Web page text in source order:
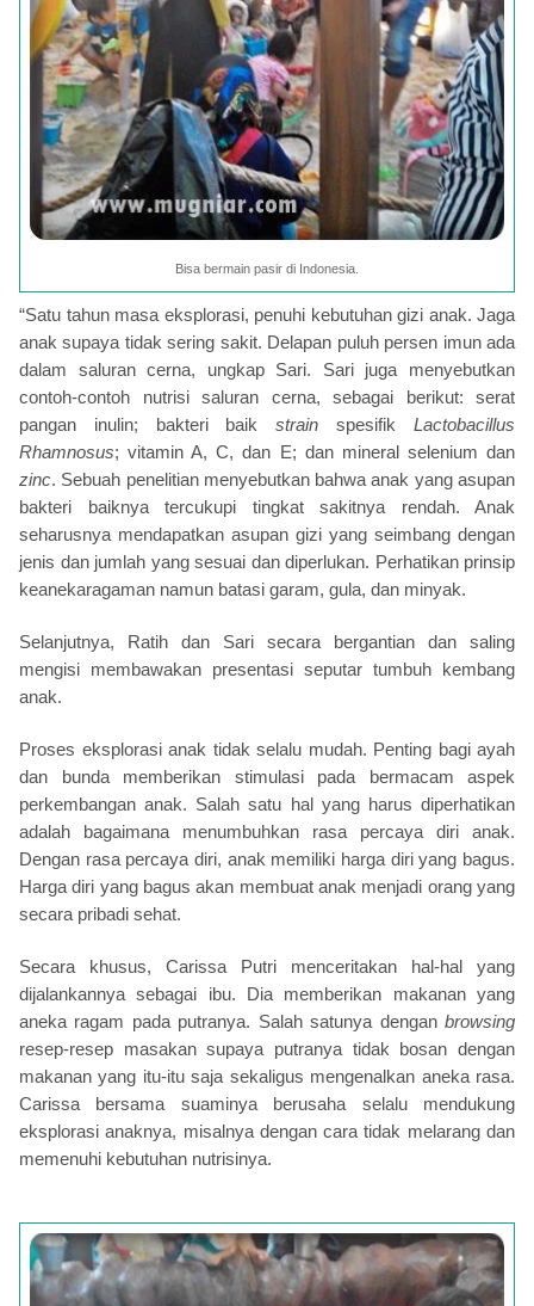
Bisa bermain pasir di Indonesia.
“Satu tahun masa eksplorasi, penuhi kebutuhan gizi anak. Jaga
anak supaya tidak sering sakit. Delapan puluh persen imun ada
dalam saluran cerna, ungkap Sari. Sari juga menyebutkan
contoh-contoh nutrisi saluran cerna, sebagai berikut: serat
pangan inulin; bakteri baikstrainspesifikLactobacillus
Rhamnosus; vitamin A, C, dan E; dan mineral selenium dan
zinc. Sebuah penelitian menyebutkan bahwa anak yang asupan
bakteri baiknya tercukupi tingkat sakitnya rendah. Anak
seharusnya mendapatkan asupan gizi yang seimbang dengan
jenis dan jumlah yang sesuai dan diperlukan. Perhatikan prinsip
keanekaragaman namun batasi garam, gula, dan minyak.
Selanjutnya, Ratih dan Sari secara bergantian dan saling
mengisi membawakan presentasi seputar tumbuh kembang
anak.
Proses eksplorasi anak tidak selalu mudah. Penting bagi ayah
dan bunda memberikan stimulasi pada bermacam aspek
perkembangan anak. Salah satu hal yang harus diperhatikan
adalah bagaimana menumbuhkan rasa percaya diri anak.
Dengan rasa percaya diri, anak memiliki harga diri yang bagus.
Harga diri yang bagus akan membuat anak menjadi orang yang
secara pribadi sehat.
Secara khusus, Carissa Putri menceritakan hal-hal yang
dijalankannya sebagai ibu. Dia memberikan makanan yang
aneka ragam pada putranya. Salah satunya dengan browsing
resep-resep masakan supaya putranya tidak bosan dengan
makanan yang itu-itu saja sekaligus mengenalkan aneka rasa.
Carissa bersama suaminya berusaha selalu mendukung
eksplorasi anaknya, misalnya dengan cara tidak melarang dan
memenuhi kebutuhan nutrisinya.